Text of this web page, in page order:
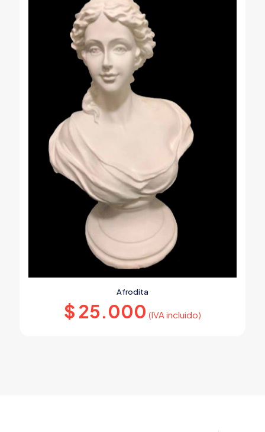
Afrodita
$ 25.000 (IVA incluido)